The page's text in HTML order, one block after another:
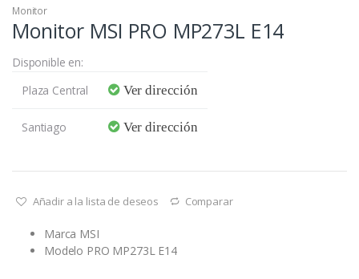
Monitor
Monitor MSI PRO MP273L E14
Disponible en:
Plaza Central
Ver dirección
Santiago Ver dirección
Añadir a la lista de deseos Comparar
Marca MSI
Modelo PRO MP273L E14